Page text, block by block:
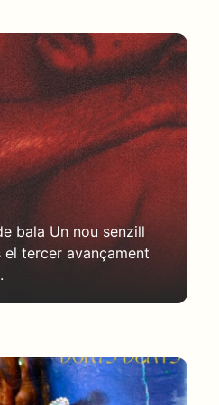
bala Un nou senzill
el tercer avançament